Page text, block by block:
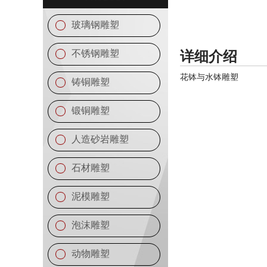
玻璃钢雕塑
不锈钢雕塑
铸铜雕塑
锻铜雕塑
人造砂岩雕塑
石材雕塑
泥模雕塑
泡沫雕塑
动物雕塑
详细介绍
花钵与水钵雕塑